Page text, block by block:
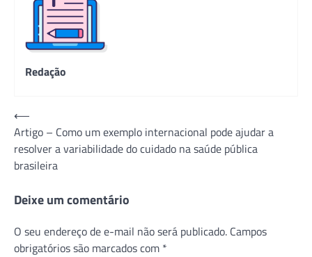
Redação
Navegação
de
Post
⟵
Artigo – Como um exemplo internacional pode ajudar a
resolver a variabilidade do cuidado na saúde pública
brasileira
Deixe um comentário
O seu endereço de e-mail não será publicado. Campos
obrigatórios são marcados com *